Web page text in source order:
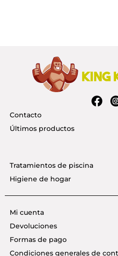
Contacto
Últimos productos
Tratamientos de piscina
Higiene de hogar
Mi cuenta
Devoluciones
Formas de pago
Condiciones generales de